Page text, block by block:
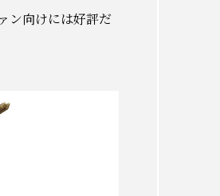
ン向けには好評だ